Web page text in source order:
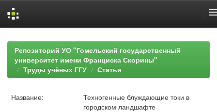
navigationРепозиторий УО "Гомельский государственный
университет имени Франциска Скорины"
Труды учёных ГГУ
Статьи
Название:
Техногенные блуждающие токи в
городском ландшафте